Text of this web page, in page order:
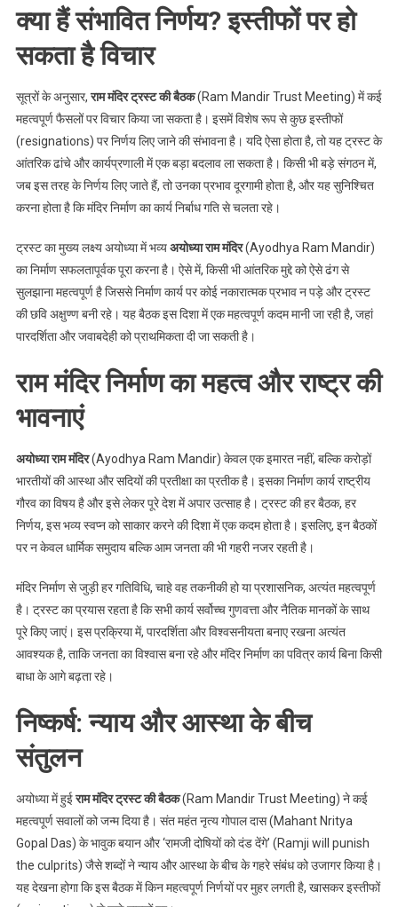
क्या हैं संभावित निर्णय? इस्तीफों पर हो
सकता है विचार
सूत्रों के अनुसार,राम मंदिर ट्रस्ट की बैठक(Ram Mandir Trust Meeting) में कई
महत्वपूर्ण फैसलों पर विचार किया जा सकता है। इसमें विशेष रूप से कुछ इस्तीफों
(resignations) पर निर्णय लिए जाने की संभावना है। यदि ऐसा होता है, तो यह ट्रस्ट के
आंतरिक ढांचे और कार्यप्रणाली में एक बड़ा बदलाव ला सकता है। किसी भी बड़े संगठन में,
जब इस तरह के निर्णय लिए जाते हैं, तो उनका प्रभाव दूरगामी होता है, और यह सुनिश्चित
करना होता है कि मंदिर निर्माण का कार्य निर्बाध गति से चलता रहे।
ट्रस्ट का मुख्य लक्ष्य अयोध्या में भव्यअयोध्या राम मंदिर(Ayodhya Ram Mandir)
का निर्माण सफलतापूर्वक पूरा करना है। ऐसे में, किसी भी आंतरिक मुद्दे को ऐसे ढंग से
सुलझाना महत्वपूर्ण है जिससे निर्माण कार्य पर कोई नकारात्मक प्रभाव न पड़े और ट्रस्ट
की छवि अक्षुण्ण बनी रहे। यह बैठक इस दिशा में एक महत्वपूर्ण कदम मानी जा रही है, जहां
पारदर्शिता और जवाबदेही को प्राथमिकता दी जा सकती है।
राम मंदिर निर्माण का महत्व और राष्ट्र की
भावनाएं
अयोध्या राम मंदिर(Ayodhya Ram Mandir) केवल एक इमारत नहीं, बल्कि करोड़ों
भारतीयों की आस्था और सदियों की प्रतीक्षा का प्रतीक है। इसका निर्माण कार्य राष्ट्रीय
गौरव का विषय है और इसे लेकर पूरे देश में अपार उत्साह है। ट्रस्ट की हर बैठक, हर
निर्णय, इस भव्य स्वप्न को साकार करने की दिशा में एक कदम होता है। इसलिए, इन बैठकों
पर न केवल धार्मिक समुदाय बल्कि आम जनता की भी गहरी नजर रहती है।
मंदिर निर्माण से जुड़ी हर गतिविधि, चाहे वह तकनीकी हो या प्रशासनिक, अत्यंत महत्वपूर्ण
है। ट्रस्ट का प्रयास रहता है कि सभी कार्य सर्वोच्च गुणवत्ता और नैतिक मानकों के साथ
पूरे किए जाएं। इस प्रक्रिया में, पारदर्शिता और विश्वसनीयता बनाए रखना अत्यंत
आवश्यक है, ताकि जनता का विश्वास बना रहे और मंदिर निर्माण का पवित्र कार्य बिना किसी
बाधा के आगे बढ़ता रहे।
निष्कर्ष: न्याय और आस्था के बीच
संतुलन
अयोध्या में हुईराम मंदिर ट्रस्ट की बैठक(Ram Mandir Trust Meeting) ने कई
महत्वपूर्ण सवालों को जन्म दिया है। संत महंत नृत्य गोपाल दास (Mahant Nritya
Gopal Das) के भावुक बयान और ‘रामजी दोषियों को दंड देंगे’ (Ramji will punish
the culprits) जैसे शब्दों ने न्याय और आस्था के बीच के गहरे संबंध को उजागर किया है।
यह देखना होगा कि इस बैठक में किन महत्वपूर्ण निर्णयों पर मुहर लगती है, खासकर इस्तीफों